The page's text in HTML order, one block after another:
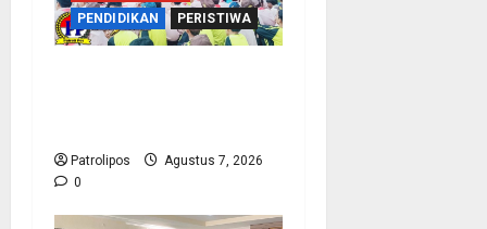
PENDIDIKAN
PERISTIWA
Patrolipos
Agustus 7, 2026
0